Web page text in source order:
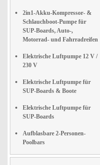
2in1-Akku-Kompressor- &
Schlauchboot-Pumpe für
SUP-Boards, Auto-,
Motorrad- und Fahrradreifen
Elektrische Luftpumpe 12 V /
230 V
Elektrische Luftpumpe für
SUP-Boards & Boote
Elektrische Luftpumpe für
SUP-Boards
Aufblasbare 2-Personen-
Poolbars